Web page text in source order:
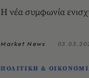
Η νέα συμφωνία
Market News
ΠΟΛΙΤΙΚΗ &